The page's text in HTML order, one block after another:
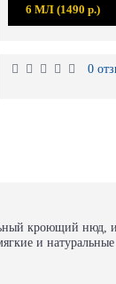
6 МЛ (1490 р.)
0
кроющий нюд,
и